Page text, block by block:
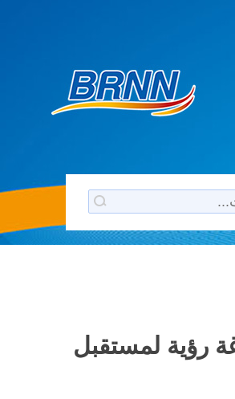
رؤية لمستقبل